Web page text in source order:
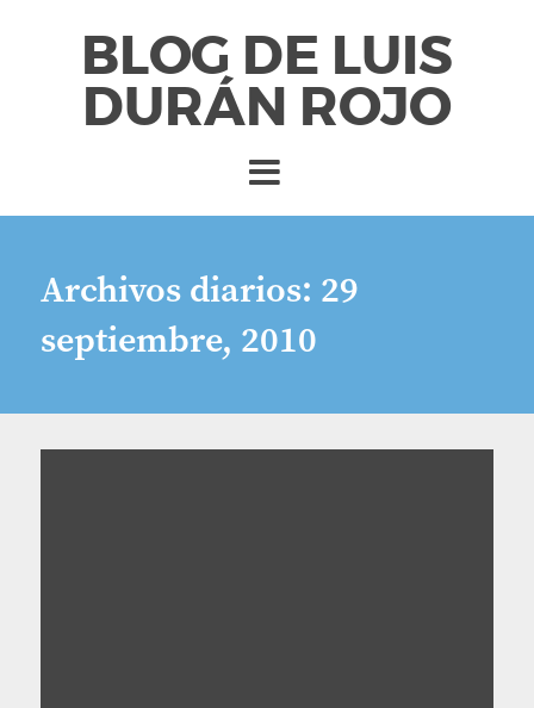
BLOG DE LUIS
DURÁN ROJO
Archivos diarios: 29
septiembre, 2010